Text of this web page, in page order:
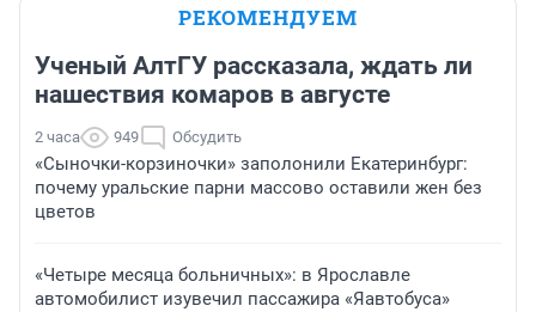
РЕКОМЕНДУЕМ
Ученый АлтГУ рассказала, ждать ли
нашествия комаров в августе
2 часа 949 Обсудить
«Сыночки-корзиночки» заполонили Екатеринбург:
почему уральские парни массово оставили жен без
цветов
«Четыре месяца больничных»: в Ярославле
автомобилист изувечил пассажира «Яавтобуса»